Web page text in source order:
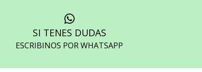
SI TENES DUDAS
ESCRIBINOS POR WHATSAPP